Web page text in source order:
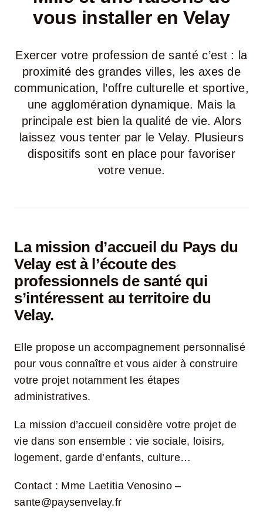
NOUS CONTACTER
Nouveau Magazine EnVelay
Jeu concours – Gagnez votre bûche de Noël 2025
vous installer en Velay
Exercer votre profession de santé c’est : la
proximité des grandes villes, les axes de
communication, l’offre culturelle et sportive,
une agglomération dynamique. Mais la
principale est bien la qualité de vie. Alors
laissez vous tenter par le Velay. Plusieurs
dispositifs sont en place pour favoriser
votre venue.
La mission d’accueil du Pays du
Velay est à l’écoute des
professionnels de santé qui
s’intéressent au territoire du
Velay.
Elle propose un accompagnement personnalisé
pour vous connaître et vous aider à construire
votre projet notamment les étapes
administratives.
La mission d’accueil considère votre projet de
vie dans son ensemble : vie sociale, loisirs,
logement, garde d’enfants, culture…
Contact : Mme Laetitia Venosino –
sante@paysenvelay.fr